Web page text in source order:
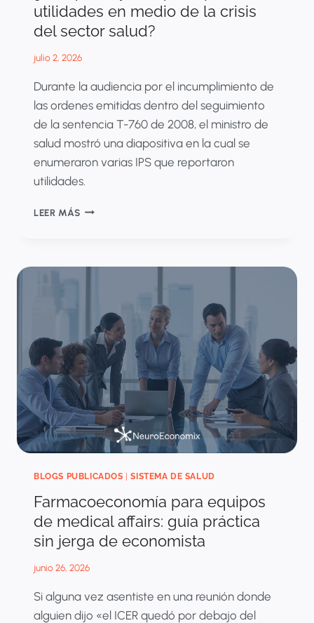
utilidades en medio de la crisis
del sector salud?
julio 2, 2026
Durante la audiencia por el incumplimiento de
las ordenes emitidas dentro del seguimiento
de la sentencia T-760 de 2008, el ministro de
salud mostró una diapositiva en la cual se
enumeraron varias IPS que reportaron
utilidades.
LEER MÁS¿POR
QUE
MEDIO
DE
LA
CRISIS
DEL
SECTOR
SALUD?
BLOGS PUBLICADOS |SISTEMA DE SALUD
Farmacoeconomía para equipos
de medical affairs: guía práctica
sin jerga de economista
junio 26, 2026
Si alguna vez asentiste en una reunión donde
alguien dijo «el ICER quedó por debajo del